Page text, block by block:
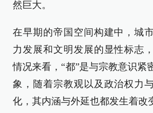
然巨大。
在早期的帝国空间构建中，城
力发展和文明发展的显性标志
情况来看，“都”是与宗教意识紧
象，随着宗教观以及政治权力
化，其内涵与外延也都发生着改